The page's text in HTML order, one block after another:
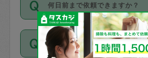
時間も被らない場合、損害保
となりますので、ご注意く
社員など様々なバックグラ
登録しています。
また外国人の方は英語しか
日本語も話せる方など様々
確認しています。タスカジ
ング動画を使ったセルフト
のち、タスカジモニター宅
現場トライアルを受け、合
を通して成立した作業時間
適用されます。作業範囲は
濯、料理、作り置き、整理
です。作業中に物を壊した
何日前まで依頼できますか？
ご依頼は、現在を起点に3日
以降）の日時から受付可能
キャンセル料はかかりますか？